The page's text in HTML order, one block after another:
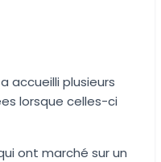
accueilli plusieurs
lorsque celles-ci
ont marché sur un